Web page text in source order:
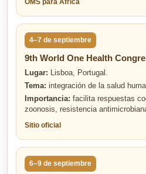
OMS para África
4–7 de septiembre
9th World One Health
Lugar: Lisboa, Portugal.
Tema: integración de la salud
Importancia: facilita respuestas
zoonosis, resistencia
Sitio oficial
6–9 de septiembre